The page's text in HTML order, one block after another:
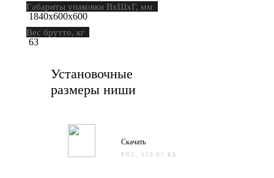
Габариты упаковки ВхШхГ, мм
1840х600х600
Вес брутто, кг
63
Установочные
размеры ниши
Скачать
PNG, 130.67 КБ